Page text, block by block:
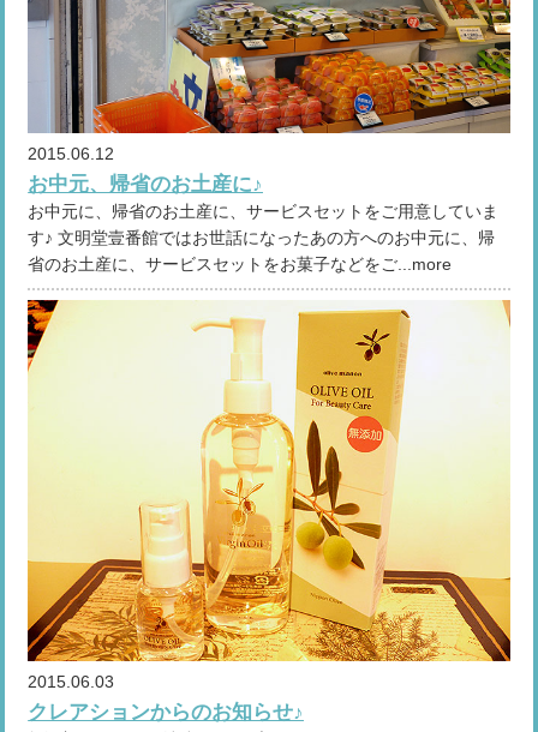
2015.06.12
お中元、帰省のお土産に♪
お中元に、帰省のお土産に、サービスセットをご用意していま
す♪ 文明堂壹番館ではお世話になったあの方へのお中元に、帰
省のお土産に、サービスセットをお菓子などをご...more
2015.06.03
クレアションからのお知らせ♪